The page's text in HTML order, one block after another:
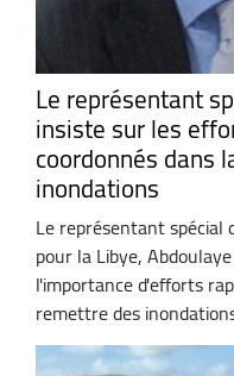
Le représentant
insiste sur les
coordonnés dans
inondations
Le représentant spécial
pour la Libye,
l'importance d'efforts
remettre des